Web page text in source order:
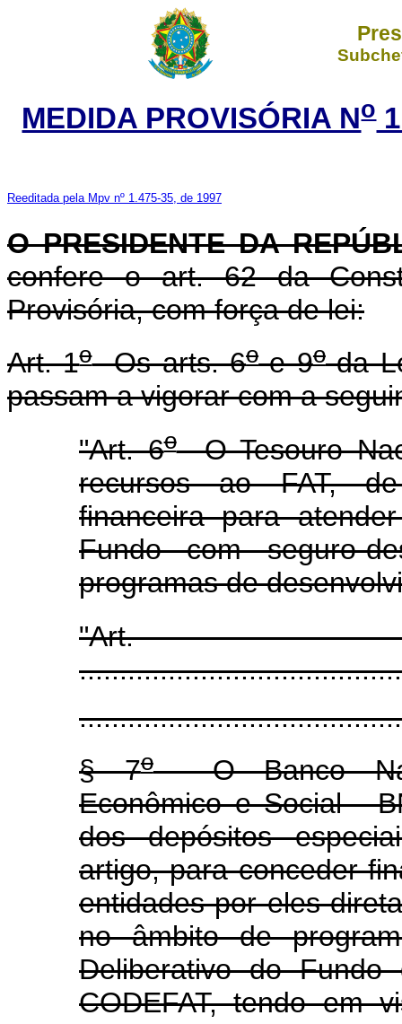
MEDIDA PROVISÓRIA No
Reeditada pela Mpv nº 1.475-35, de 1997
O PRESIDENTE DA
confere o art. 62 da
Provisória, com força de lei:
Art. 1oOs arts. 6oe 9oda
passam a vigorar com a
"Art. 6oO Tesouro
recursos ao FAT,
financeira para
Fundo com seguro-
programas de
§ 7oO Banco
Econômico e Social -
dos depósitos
artigo, para conceder
entidades por eles
no âmbito de
Deliberativo do
CODEFAT, tendo em